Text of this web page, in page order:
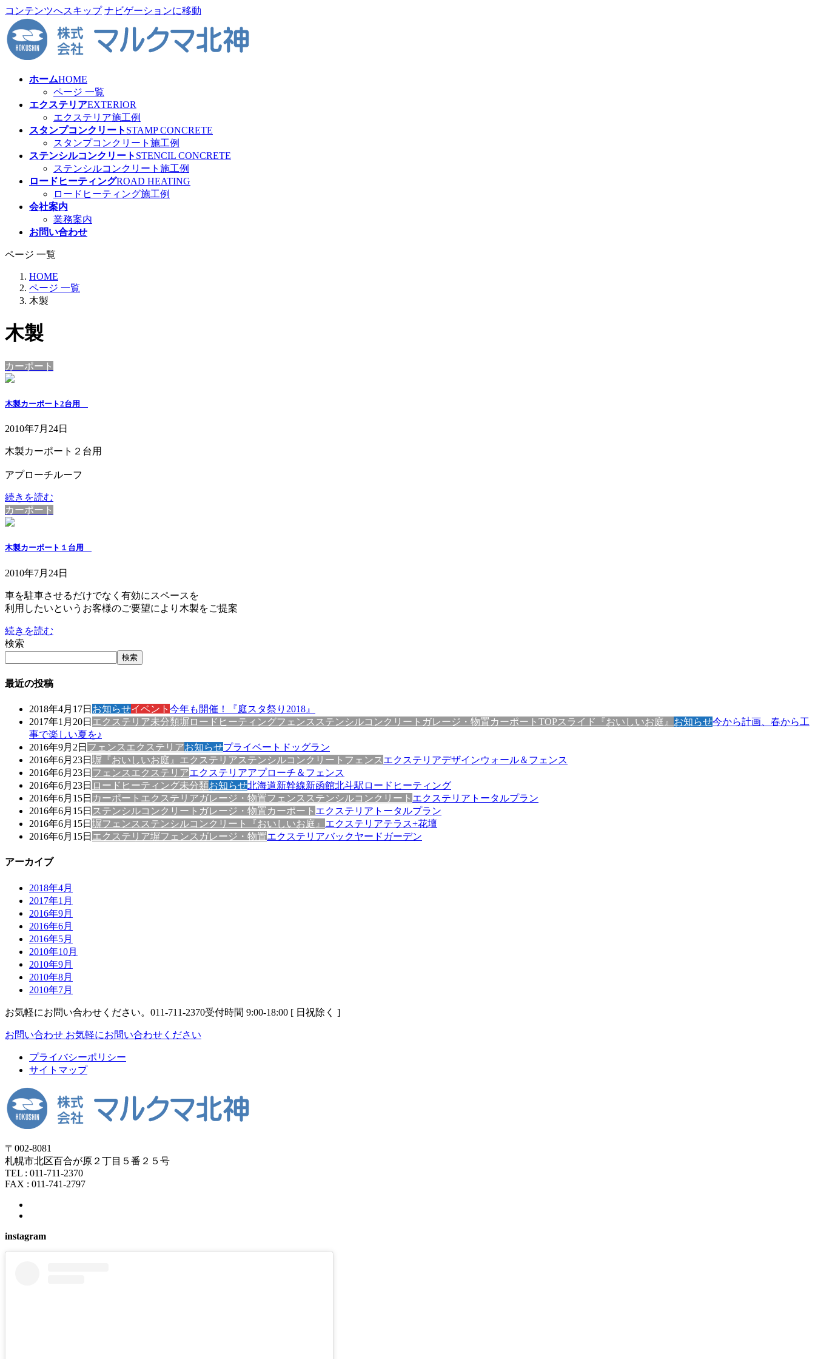
コンテンツへスキップ ナビゲーションに移動
ホームHOME
ページ 一覧
エクステリアEXTERIOR
エクステリア施工例
スタンプコンクリート STAMP CONCRETE
スタンプコンクリート施工例
ステンシルコンクリート STENCIL CONCRETE
ステンシルコンクリート施工例
ロードヒーティングROAD HEATING
ロードヒーティング施工例
会社案内
業務案内
お問い合わせ
ページ 一覧
HOME
ページ 一覧
木製
木製
カーポート
木製カーポート2台用
2010年7月24日
木製カーポート２台用
アプローチルーフ
続きを読む
カーポート
木製カーポート１台用
2010年7月24日
車を駐車させるだけでなく有効にスペースを
利用したいというお客様のご要望により木製をご提案
続きを読む
検索
検索
最近の投稿
2018年4月17日 お知らせイベント 今年も開催！『庭スタ祭り2018』
2017年1月20日 エクステリア未分類塀 ロードヒーティングフェンス ステンシルコンクリート ガレージ・物置カーポート TOPスライド 『おいしいお庭』 お知らせ今から計画、春から工
事で楽しい夏を♪
2016年9月2日 フェンス エクステリアお知らせプライベートドッグラン
2016年6月23日 塀 『おいしいお庭』 エクステリアステンシルコンクリート フェンス エクステリアデザインウォール＆フェンス
2016年6月23日 フェンス エクステリアエクステリアアプローチ＆フェンス
2016年6月23日 ロードヒーティング未分類お知らせ北海道新幹線新函館北斗駅ロードヒーティング
2016年6月15日 カーポート エクステリアガレージ・物置フェンス ステンシルコンクリート エクステリアトータルプラン
2016年6月15日 ステンシルコンクリート ガレージ・物置カーポート エクステリアトータルプラン
2016年6月15日 塀フェンス ステンシルコンクリート 『おいしいお庭』 エクステリアテラス+花壇
2016年6月15日 エクステリア塀フェンス ガレージ・物置エクステリアバックヤードガーデン
アーカイブ
2018年4月
2017年1月
2016年9月
2016年6月
2016年5月
2010年10月
2010年9月
2010年8月
2010年7月
お気軽にお問い合わせください。 011-711-2370受付時間 9:00-18:00 [ 日祝除く ]
お問い合わせ お気軽にお問い合わせください
プライバシーポリシー
サイトマップ
〒002-8081
札幌市北区百合が原２丁目５番２５号
TEL : 011-711-2370
FAX : 011-741-2797
instagram